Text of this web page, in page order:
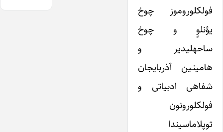
فولکلوروموز چوخ
یؤنلوٍ و چوخ
ساحه‎لی‎دیر و
‎هامی‎نـین آذربایجان
شفاهی ادبیاتی و
فولکلورونون
توپلاماسیندا